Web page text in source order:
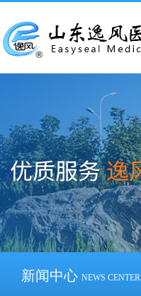
新闻中心 NEWS CENTER